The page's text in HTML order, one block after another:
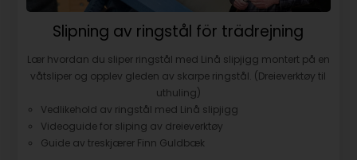
Slipning av ringstål för trädrejning
Lær hvordan du sliper ringstål med Linå slipjigg montert på en
våtsliper og opplev gleden av skarpe ringstål. (Dreieverktøy til
uthuling)
Vedlikehold av ringstål med Linå slipjigg
Videoguide for sliping av dreieverktøy
Guide av treskjærer Finn Guldbæk